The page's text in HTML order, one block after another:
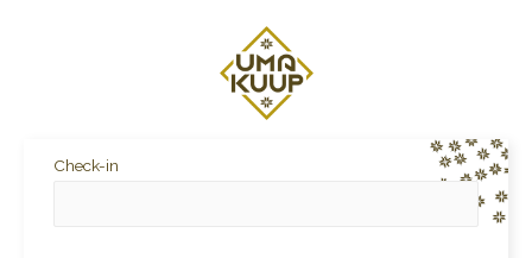
Check-in